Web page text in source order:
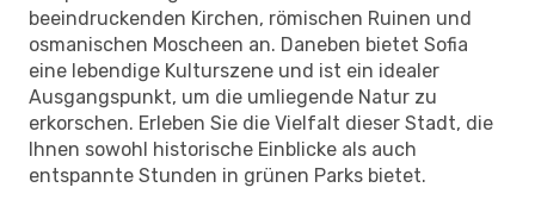
beeindruckenden Kirchen, römischen Ruinen und
osmanischen Moscheen an. Daneben bietet Sofia
eine lebendige Kulturszene und ist ein idealer
Ausgangspunkt, um die umliegende Natur zu
erkorschen. Erleben Sie die Vielfalt dieser Stadt, die
Ihnen sowohl historische Einblicke als auch
entspannte Stunden in grünen Parks bietet.